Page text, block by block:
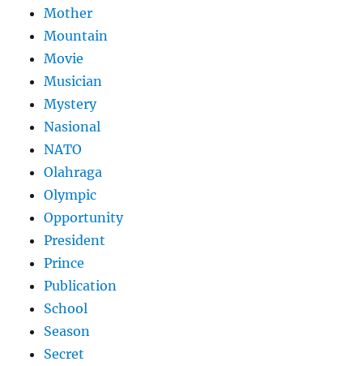
Mother
Mountain
Movie
Musician
Mystery
Nasional
NATO
Olahraga
Olympic
Opportunity
President
Prince
Publication
School
Season
Secret